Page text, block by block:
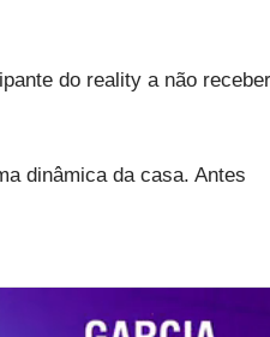
do reality a não receber
dinâmica da casa. Antes